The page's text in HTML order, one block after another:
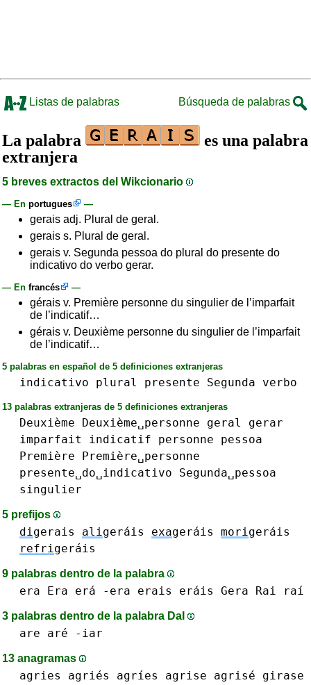
Listas de palabras Búsqueda de palabras
La palabra
es una palabra
extranjera
5 breves extractos del Wikcionario
— En portugues —
gerais adj. Plural de geral.
gerais s. Plural de geral.
gerais v. Segunda pessoa do plural do presente do
indicativo do verbo gerar.
— En francés —
gérais v. Première personne du singulier de l’imparfait
de l’indicatif…
gérais v. Deuxième personne du singulier de l’imparfait
de l’indicatif…
5 palabras en español de 5 definiciones extranjeras
indicativo plural presente Segunda verbo
13 palabras extranjeras de 5 definiciones extranjeras
Deuxième Deuxième␣personne geral
gerar
imparfait
indicatif personne
pessoa
Première
Première␣personne
presente␣do␣indicativo
Segunda␣pessoa
singulier
5 prefijos
digerais aligeráis exageráis morigeráis
refrigeráis
9 palabras dentro de la palabra
era Era erá -era erais eráis Gera Rai raí
3 palabras dentro de la palabra DaI
are aré -iar
13 anagramas
agries agriés agríes agrise agrisé
girase